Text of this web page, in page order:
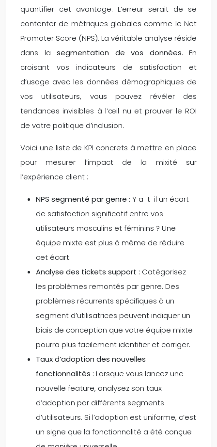
quantifier cet avantage. L’erreur serait de se
contenter de métriques globales comme le Net
Promoter Score (NPS). La véritable analyse réside
dans la segmentation de vos données. En
croisant vos indicateurs de satisfaction et
d’usage avec les données démographiques de
vos utilisateurs, vous pouvez révéler des
tendances invisibles à l’œil nu et prouver le ROI
de votre politique d’inclusion.
Voici une liste de KPI concrets à mettre en place
pour mesurer l’impact de la mixité sur
l’expérience client :
NPS segmenté par genre : Y a-t-il un écart
de satisfaction significatif entre vos
utilisateurs masculins et féminins ? Une
équipe mixte est plus à même de réduire
cet écart.
Analyse des tickets support : Catégorisez
les problèmes remontés par genre. Des
problèmes récurrents spécifiques à un
segment d’utilisatrices peuvent indiquer un
biais de conception que votre équipe mixte
pourra plus facilement identifier et corriger.
Taux d’adoption des nouvelles
fonctionnalités : Lorsque vous lancez une
nouvelle feature, analysez son taux
d’adoption par différents segments
d’utilisateurs. Si l’adoption est uniforme, c’est
un signe que la fonctionnalité a été conçue